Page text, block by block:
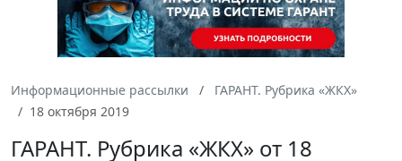
Информационные рассылки
ГАРАНТ. Рубрика «ЖКХ»
18 октября 2019
ГАРАНТ. Рубрика «ЖКХ» от 18